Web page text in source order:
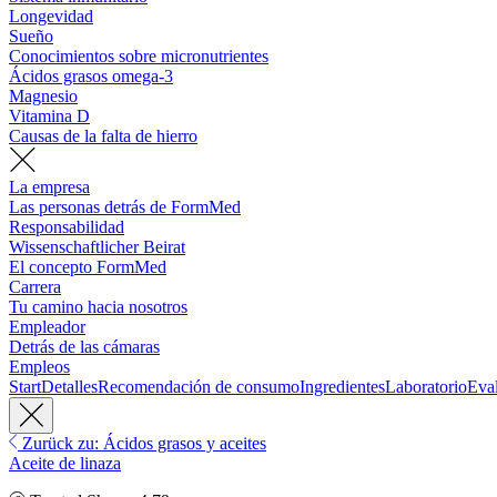
Longevidad
Sueño
Conocimientos sobre micronutrientes
Ácidos grasos omega-3
Magnesio
Vitamina D
Causas de la falta de hierro
La empresa
Las personas detrás de FormMed
Responsabilidad
Wissenschaftlicher Beirat
El concepto FormMed
Carrera
Tu camino hacia nosotros
Empleador
Detrás de las cámaras
Empleos
StartDetallesRecomendación de consumoIngredientesLaboratorio
Zurück zu: Ácidos grasos y aceites
Aceite de linaza